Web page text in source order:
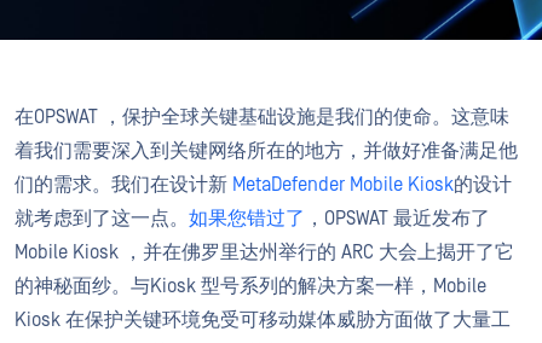
在OPSWAT ，保护全球关键基础设施是我们的使命。这意味
着我们需要深入到关键网络所在的地方，并做好准备满足他
们的需求。我们在设计新 MetaDefender Mobile Kiosk的设计
就考虑到了这一点。 如果您错过了 ，OPSWAT 最近发布了
Mobile Kiosk ，并在佛罗里达州举行的 ARC 大会上揭开了它
的神秘面纱。与Kiosk 型号系列的解决方案一样，Mobile
Kiosk 在保护关键环境免受可移动媒体威胁方面做了大量工